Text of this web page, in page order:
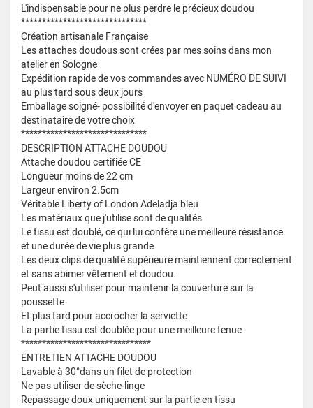
L'indispensable pour ne plus perdre le précieux doudou
******************************
Création artisanale Française
Les attaches doudous sont crées par mes soins dans mon
atelier en Sologne
Expédition rapide de vos commandes avec NUMÉRO DE SUIVI
au plus tard sous deux jours
Emballage soigné- possibilité d'envoyer en paquet cadeau au
destinataire de votre choix
******************************
DESCRIPTION ATTACHE DOUDOU
Attache doudou certifiée CE
Longueur moins de 22 cm
Largeur environ 2.5cm
Véritable Liberty of London Adeladja bleu
Les matériaux que j'utilise sont de qualités
Le tissu est doublé, ce qui lui confère une meilleure résistance
et une durée de vie plus grande.
Les deux clips de qualité supérieure maintiennent correctement
et sans abimer vêtement et doudou.
Peut aussi s'utiliser pour maintenir la couverture sur la
poussette
Et plus tard pour accrocher la serviette
La partie tissu est doublée pour une meilleure tenue
*******************************
ENTRETIEN ATTACHE DOUDOU
Lavable à 30°dans un filet de protection
Ne pas utiliser de sèche-linge
Repassage doux uniquement sur la partie en tissu